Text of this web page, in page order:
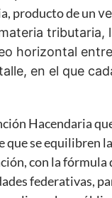
producto de un
horizontal
en el que
Hacendaria
que se equilibren
con la
federativas,